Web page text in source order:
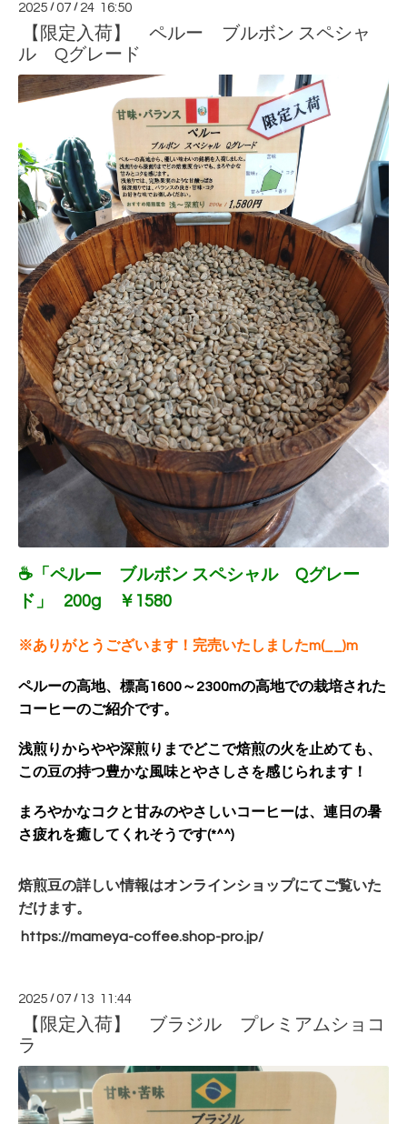
2025 /07 / 24 16:50
【限定入荷】 ペルー ブルボン スペシャ
ル Qグレード
☕「ペルー ブルボン スペシャル Qグレー
ド」
200g ￥1580
※ありがとうございます！完売いたしましたm(__)m
ペルーの高地、標高1600～2300mの高地での栽培された
コーヒーのご紹介です。
浅煎りからやや深煎りまでどこで焙煎の火を止めても、
この豆の持つ豊かな風味とやさしさを感じられます！
まろやかなコクと甘みのやさしいコーヒーは、連日の暑
さ疲れを癒してくれそうです(*^^)
焙煎豆の詳しい情報はオンラインショップにてご覧いた
だけます。
https://mameya-coffee.shop-pro.jp/
2025 /07 / 13 11:44
【限定入荷】 ブラジル プレミアムショコ
ラ